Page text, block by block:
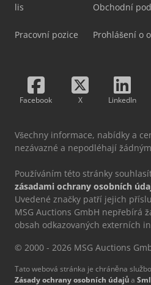
lis
Pracovní pozice
Obchodní
Prohlášení o
Facebook X LinkedIn
Všechny informace, nabídky a
nezávazné a nepodléhají
Používáním této stránky
zásadami ochrany osobních
Uvedené značky patří jejich
MSG Auctions GmbH nepřebírá
obsah odkazovaných externích
© 2000 - 2026 MSG Auctions
Tato webová stránka je chráněna
Zásady ochrany osobních údajůa